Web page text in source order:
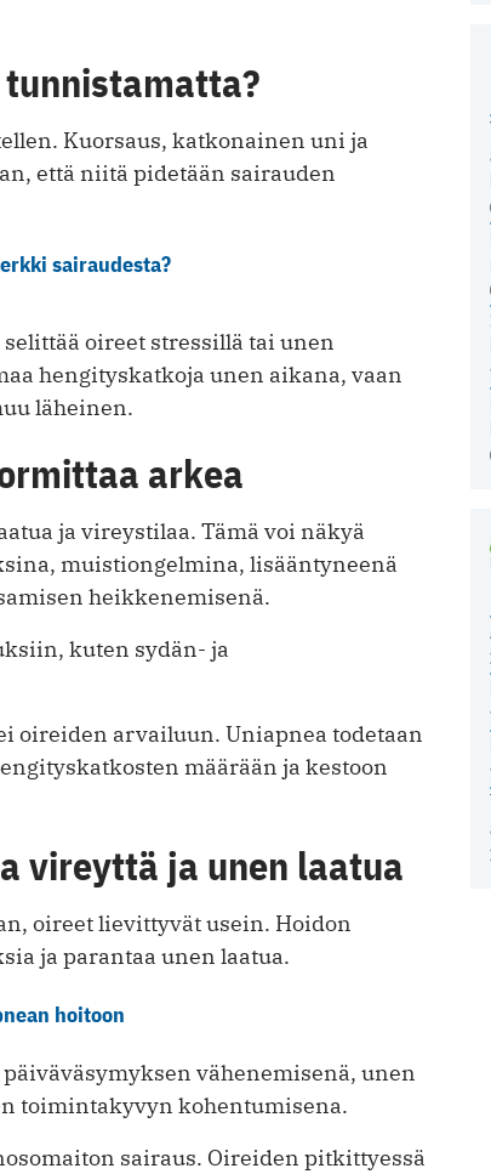
Kuorsaus, katkonainen uni ja
että niitä pidetään sairauden
sairaudesta?
oireet stressillä tai unen
hengityskatkoja unen aikana, vaan
läheinen.
arkea
ja vireystilaa. Tämä voi näkyä
muistiongelmina, lisääntyneenä
heikkenemisenä.
kuten sydän- ja
oireiden arvailuun. Uniapnea todetaan
määrään ja kestoon
vireyttä ja unen laatua
oireet lievittyvät usein. Hoidon
ja parantaa unen laatua.
hoitoon
vähenemisenä, unen
toimintakyvyn kohentumisena.
sairaus. Oireiden pitkittyessä